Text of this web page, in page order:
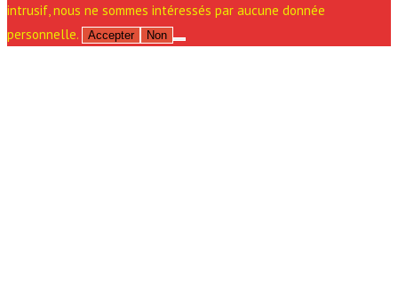
intrusif, nous ne sommes intéressés par aucune donnée
personnelle.
Accepter Non